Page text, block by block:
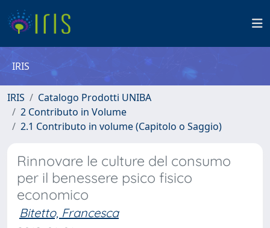
IRIS
IRIS
Catalogo Prodotti UNIBA
2 Contributo in Volume
2.1 Contributo in volume (Capitolo o Saggio)
Rinnovare le culture del consumo
per il benessere psico fisico
economico
Bitetto, Francesca